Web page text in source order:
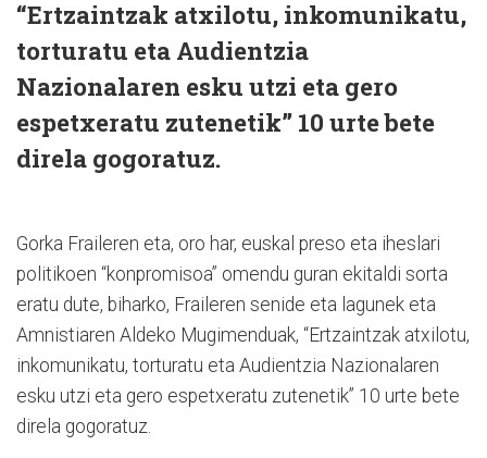
“Ertzaintzak atxilotu, inkomunikatu,
torturatu eta Audientzia
Nazionalaren esku utzi eta gero
espetxeratu zutenetik” 10 urte bete
direla gogoratuz.
Gorka Fraileren eta, oro har, euskal preso eta iheslari
politikoen “konpromisoa” omendu guran ekitaldi sorta
eratu dute, biharko, Fraileren senide eta lagunek eta
Amnistiaren Aldeko Mugimenduak, “Ertzaintzak atxilotu,
inkomunikatu, torturatu eta Audientzia Nazionalaren
esku utzi eta gero espetxeratu zutenetik” 10 urte bete
direla gogoratuz.